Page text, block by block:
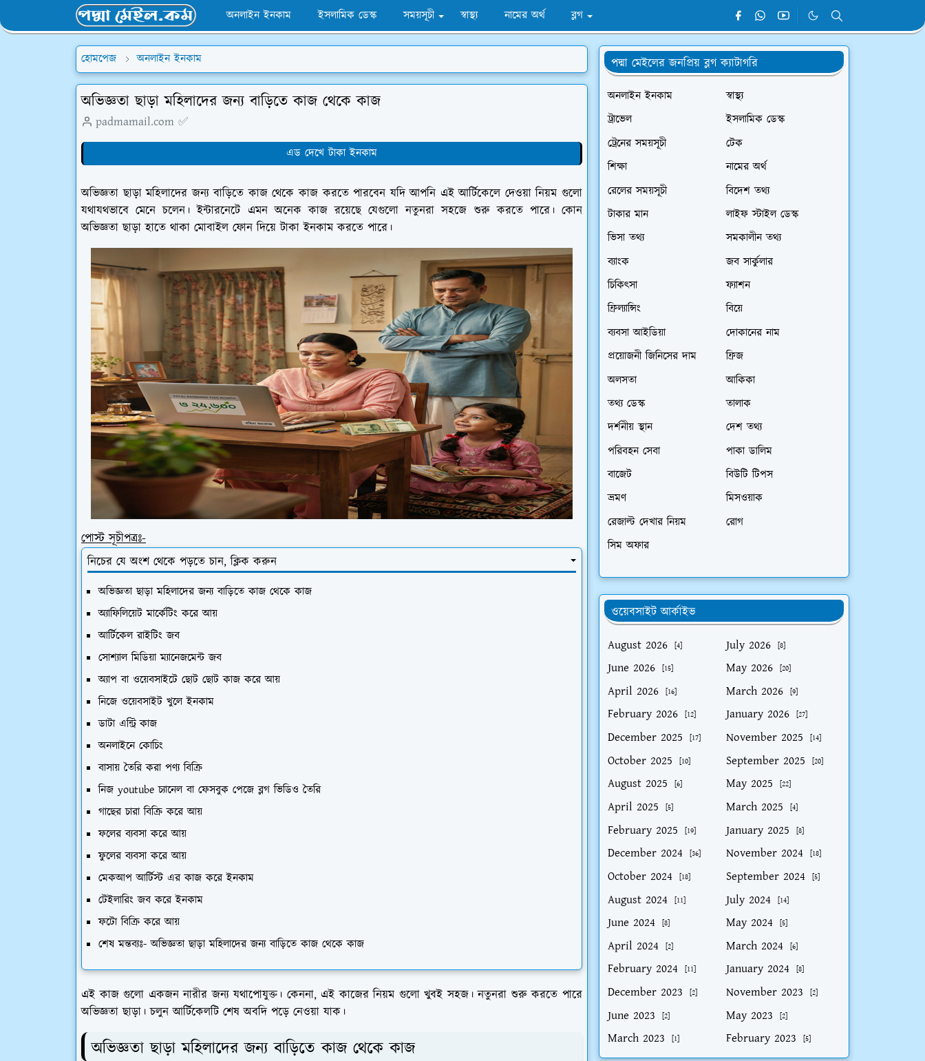
অনলাইন ইনকাম ইসলামিক ডেস্ক সময়সূচী স্বাস্থ্য নামের অর্থ ব্লগ
হোমপেজ অনলাইন ইনকাম
অভিজ্ঞতা ছাড়া মহিলাদের জন্য বাড়িতে কাজ থেকে কাজ
padmamail.com ✅
এড দেখে টাকা ইনকাম
অভিজ্ঞতা ছাড়া মহিলাদের জন্য বাড়িতে কাজ থেকে কাজ করতে পারবেন যদি আপনি এই আর্টিকেলে দেওয়া নিয়ম গুলো
যথাযথভাবে মেনে চলেন। ইন্টারনেটে এমন অনেক কাজ রয়েছে যেগুলো নতুনরা সহজে শুরু করতে পারে। কোন
অভিজ্ঞতা ছাড়া হাতে থাকা মোবাইল ফোন দিয়ে টাকা ইনকাম করতে পারে।
পোস্ট সূচীপত্রঃ-
নিচের যে অংশ থেকে পড়তে চান, ক্লিক করুন
অভিজ্ঞতা ছাড়া মহিলাদের জন্য বাড়িতে কাজ থেকে কাজ
অ্যাফিলিয়েট মার্কেটিং করে আয়
আর্টিকেল রাইটিং জব
সোশ্যাল মিডিয়া ম্যানেজমেন্ট জব
অ্যাপ বা ওয়েবসাইটে ছোট ছোট কাজ করে আয়
নিজে ওয়েবসাইট খুলে ইনকাম
ডাটা এন্ট্রি কাজ
অনলাইনে কোচিং
বাসায় তৈরি করা পণ্য বিক্রি
নিজ youtube চ্যানেল বা ফেসবুক পেজে ব্লগ ভিডিও তৈরি
গাছের চারা বিক্রি করে আয়
ফলের ব্যবসা করে আয়
ফুলের ব্যবসা করে আয়
মেকআপ আর্টিস্ট এর কাজ করে ইনকাম
টেইলারিং জব করে ইনকাম
ফটো বিক্রি করে আয়
শেষ মন্তব্যঃ- অভিজ্ঞতা ছাড়া মহিলাদের জন্য বাড়িতে কাজ থেকে কাজ
এই কাজ গুলো একজন নারীর জন্য যথাপোযুক্ত। কেননা, এই কাজের নিয়ম গুলো খুবই সহজ। নতুনরা শুরু করতে পারে
অভিজ্ঞতা ছাড়া। চলুন আর্টিকেলটি শেষ অবদি পড়ে নেওয়া যাক।
অভিজ্ঞতা ছাড়া মহিলাদের জন্য বাড়িতে কাজ থেকে কাজ
পদ্মা মেইলের জনপ্রিয় ব্লগ ক্যাটাগরি
অনলাইন ইনকাম
স্বাস্থ্য
ট্রাভেল
ইসলামিক ডেস্ক
ট্রেনের সময়সূচী
টেক
শিক্ষা
নামের অর্থ
রেলের সময়সূচী
বিদেশ তথ্য
টাকার মান
লাইফ স্টাইল ডেস্ক
ভিসা তথ্য
সমকালীন তথ্য
ব্যাংক
জব সার্কুলার
চিকিৎসা
ফ্যাশন
ফ্রিল্যান্সিং
বিয়ে
ব্যবসা আইডিয়া
দোকানের নাম
প্রয়োজনী জিনিসের দাম
ফ্রিজ
অলসতা
আকিকা
তথ্য ডেস্ক
তালাক
দর্শনীয় স্থান
দেশ তথ্য
পরিবহন সেবা
পাকা ডালিম
বাজেট
বিউটি টিপস
ভ্রমণ
মিসওয়াক
রেজাল্ট দেখার নিয়ম
রোগ
সিম অফার
ওয়েবসাইট আর্কাইভ
August 2026
[4] July 2026 [8]
June 2026 [15] May 2026 [20]
April 2026 [16] March 2026 [9]
February 2026 [12] January 2026 [27]
December 2025 [17] November 2025 [14]
October 2025 [10] September 2025 [20]
August 2025 [6] May 2025 [22]
April 2025 [5] March 2025 [4]
February 2025 [19] January 2025 [8]
December 2024 [36] November 2024 [18]
October 2024 [18] September 2024 [5]
August 2024 [11] July 2024 [14]
June 2024 [8] May 2024 [5]
April 2024 [2] March 2024 [6]
February 2024 [11] January 2024 [8]
December 2023 [2] November 2023 [2]
June 2023 [2] May 2023 [2]
March 2023 [1] February 2023 [5]